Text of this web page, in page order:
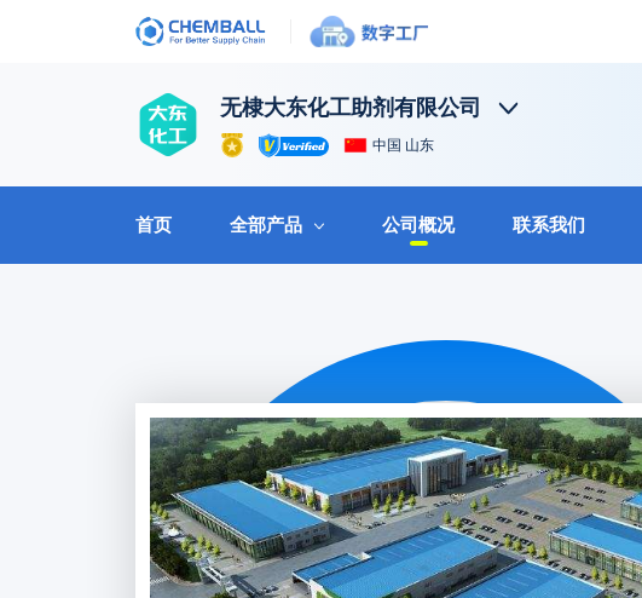
无棣大东化工助剂有限公司
中国 山东
首页 全部产品 公司概况 联系我们